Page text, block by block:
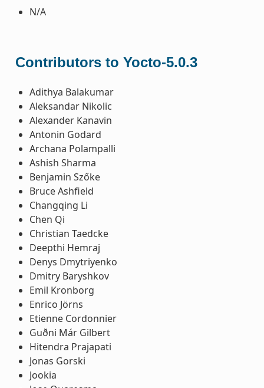
N/A
Contributors to Yocto-5.0.3
Adithya Balakumar
Aleksandar Nikolic
Alexander Kanavin
Antonin Godard
Archana Polampalli
Ashish Sharma
Benjamin Szőke
Bruce Ashfield
Changqing Li
Chen Qi
Christian Taedcke
Deepthi Hemraj
Denys Dmytriyenko
Dmitry Baryshkov
Emil Kronborg
Enrico Jörns
Etienne Cordonnier
Guðni Már Gilbert
Hitendra Prajapati
Jonas Gorski
Jookia